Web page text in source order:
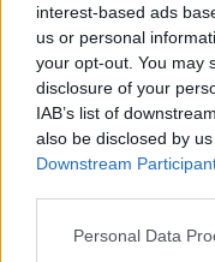
interest-based ads
us or personal
your opt-out. You may
disclosure of your
IAB’s list of
also be disclosed by
Downstream
Personal Data
17 janvier 2026